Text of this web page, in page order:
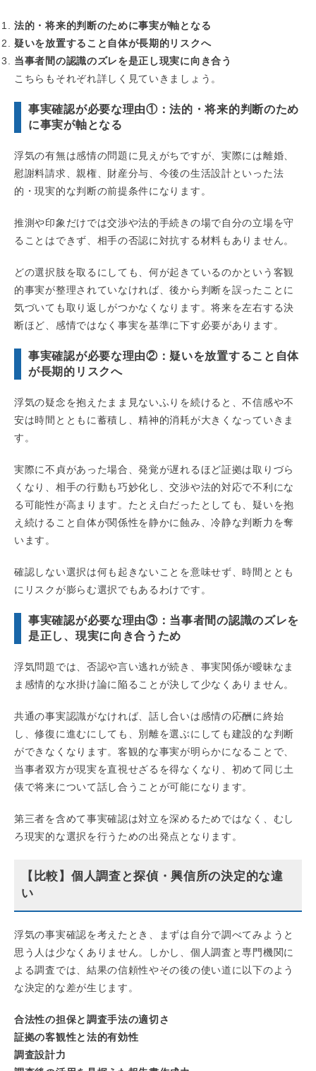
法的・将来的判断のために事実が軸となる
疑いを放置すること自体が長期的リスクへ
当事者間の認識のズレを是正し現実に向き合う
こちらもそれぞれ詳しく見ていきましょう。
事実確認が必要な理由①：法的・将来的判断のため
に事実が軸となる
浮気の有無は感情の問題に見えがちですが、実際には離婚、
慰謝料請求、親権、財産分与、今後の生活設計といった法
的・現実的な判断の前提条件になります。
推測や印象だけでは交渉や法的手続きの場で自分の立場を守
ることはできず、相手の否認に対抗する材料もありません。
どの選択肢を取るにしても、何が起きているのかという客観
的事実が整理されていなければ、後から判断を誤ったことに
気づいても取り返しがつかなくなります。将来を左右する決
断ほど、感情ではなく事実を基準に下す必要があります。
事実確認が必要な理由②：疑いを放置すること自体
が長期的リスクへ
浮気の疑念を抱えたまま見ないふりを続けると、不信感や不
安は時間とともに蓄積し、精神的消耗が大きくなっていきま
す。
実際に不貞があった場合、発覚が遅れるほど証拠は取りづら
くなり、相手の行動も巧妙化し、交渉や法的対応で不利にな
る可能性が高まります。たとえ白だったとしても、疑いを抱
え続けること自体が関係性を静かに蝕み、冷静な判断力を奪
います。
確認しない選択は何も起きないことを意味せず、時間ととも
にリスクが膨らむ選択でもあるわけです。
事実確認が必要な理由③：当事者間の認識のズレを
是正し、現実に向き合うため
浮気問題では、否認や言い逃れが続き、事実関係が曖昧なま
ま感情的な水掛け論に陥ることが決して少なくありません。
共通の事実認識がなければ、話し合いは感情の応酬に終始
し、修復に進むにしても、別離を選ぶにしても建設的な判断
ができなくなります。客観的な事実が明らかになることで、
当事者双方が現実を直視せざるを得なくなり、初めて同じ土
俵で将来について話し合うことが可能になります。
第三者を含めて事実確認は対立を深めるためではなく、むし
ろ現実的な選択を行うための出発点となります。
【比較】個人調査と探偵・興信所の決定的な違
い
浮気の事実確認を考えたとき、まずは自分で調べてみようと
思う人は少なくありません。しかし、個人調査と専門機関に
よる調査では、結果の信頼性やその後の使い道に以下のよう
な決定的な差が生じます。
合法性の担保と調査手法の適切さ
証拠の客観性と法的有効性
調査設計力